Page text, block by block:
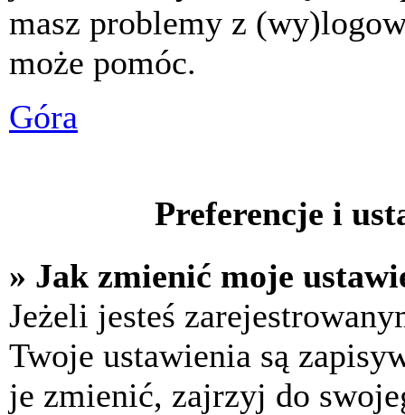
masz problemy z
może pomóc.
Góra
Preferencje i
» Jak zmienić moje
Jeżeli jesteś
Twoje ustawienia są
je zmienić, zajrzyj do